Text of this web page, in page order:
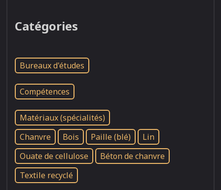
Catégories
Bureaux d'études
Compétences
Matériaux (spécialités)
Chanvre
Bois Paille (blé)
Lin
Ouate de cellulose
Béton de chanvre
Textile recyclé